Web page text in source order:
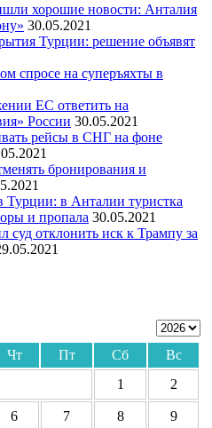
хорошие новости: Анталия
30.05.2021
Турции: решение объявят
спросе на суперъяхты в
ЕС ответить на
России 30.05.2021
рейсы в СНГ на фоне
бронирования и
в Анталии туристка
и пропала 30.05.2021
отклонить иск к Трампу за
Чт Пт Сб
Вс
1
2
6 7 8 9